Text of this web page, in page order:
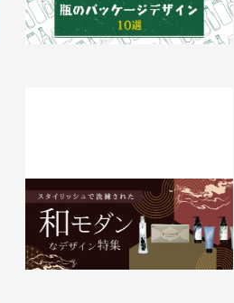
2024.11.26 事例
スタイリッシュで洗練された【和モダ
ン】なパッケージデザイン10選
2024.10.31 事例